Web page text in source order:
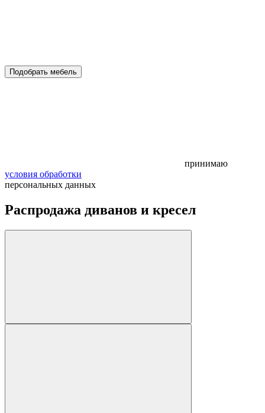
Подобрать мебель
принимаю
условия обработки
персональных данных
Распродажа диванов и кресел